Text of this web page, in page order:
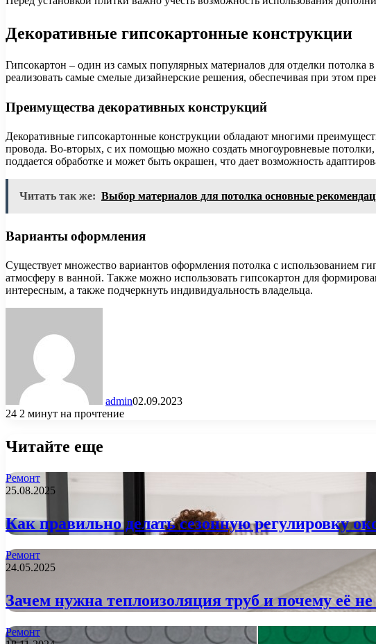
Декоративные гипсокартонные конструкции
Гипсокартон – один из самых популярных материалов для отделки
реализовать самые смелые дизайнерские решения, обеспечивая при этом
Преимущества декоративных конструкций
Декоративные гипсокартонные конструкции обладают многими
провода. Во-вторых, с их помощью можно создать многоуровневые
поддается обработке и может быть окрашен, что дает возможность
Читать так же: Выбор материалов для потолка основные
Варианты оформления
Существует множество вариантов оформления потолка с использованием
атмосферу в ванной. Также можно использовать гипсокартон для
интересным, а также подчеркнуть индивидуальность владельца.
admin02.09.2023
24 2 минут на прочтение
Читайте еще
Ремонт
25.08.2025
Как правильно делать сезонную регулировку
Ремонт
24.05.2025
Зачем нужна теплоизоляция труб и почему её
Ремонт